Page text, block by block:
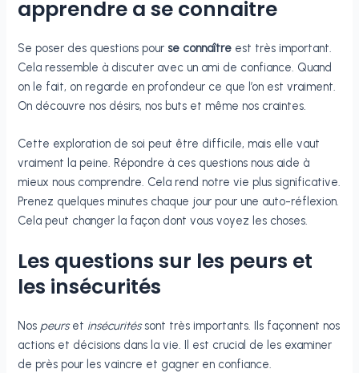
apprendre a se connaitre
Se poser des questions pour se connaître est très important.
Cela ressemble à discuter avec un ami de confiance. Quand
on le fait, on regarde en profondeur ce que l’on est vraiment.
On découvre nos désirs, nos buts et même nos craintes.
Cette exploration de soi peut être difficile, mais elle vaut
vraiment la peine. Répondre à ces questions nous aide à
mieux nous comprendre. Cela rend notre vie plus significative.
Prenez quelques minutes chaque jour pour une auto-réflexion.
Cela peut changer la façon dont vous voyez les choses.
Les questions sur les peurs et
les insécurités
Nos peurset insécuritéssont très importants. Ils façonnent nos
actions et décisions dans la vie. Il est crucial de les examiner
de près pour les vaincre et gagner en confiance.